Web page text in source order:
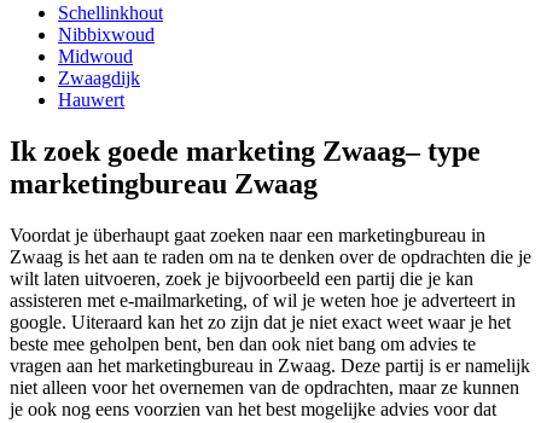
Schellinkhout
Nibbixwoud
Midwoud
Zwaagdijk
Hauwert
Ik zoek goede marketing Zwaag– type
marketingbureau Zwaag
Voordat je überhaupt gaat zoeken naar een marketingbureau in
Zwaag is het aan te raden om na te denken over de opdrachten die je
wilt laten uitvoeren, zoek je bijvoorbeeld een partij die je kan
assisteren met e-mailmarketing, of wil je weten hoe je adverteert in
google. Uiteraard kan het zo zijn dat je niet exact weet waar je het
beste mee geholpen bent, ben dan ook niet bang om advies te
vragen aan het marketingbureau in Zwaag. Deze partij is er namelijk
niet alleen voor het overnemen van de opdrachten, maar ze kunnen
je ook nog eens voorzien van het best mogelijke advies voor dat